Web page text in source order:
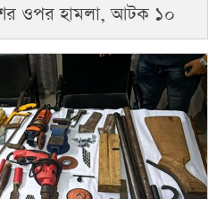
ওপর হামলা, আটক ১০